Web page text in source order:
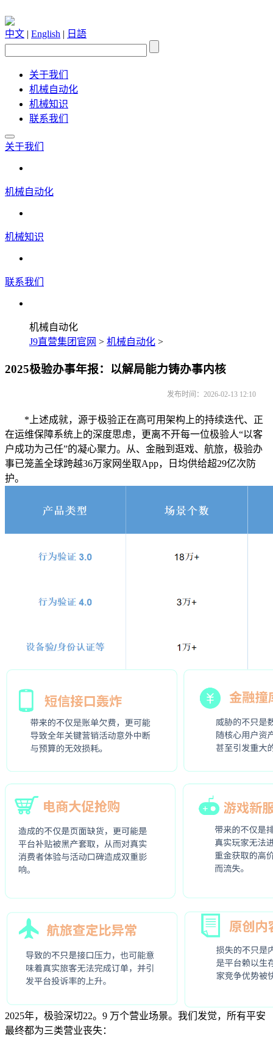
中文 | English | 日語
关于我们
机械自动化
机械知识
联系我们
关于我们
机械自动化
机械知识
联系我们
机械自动化
J9直营集团官网 > 机械自动化 >
2025极验办事年报：以解局能力铸办事内核
发布时间：2026-02-13 12:10
*上述成就，源于极验正在高可用架构上的持续迭代、正
在运维保障系统上的深度思虑，更离不开每一位极验人“以客
户成功为己任”的凝心聚力。从、金融到逛戏、航旅，极验办
事已笼盖全球跨越36万家网坐取App，日均供给超29亿次防
护。
2025年，极验深切22。9 万个营业场景。我们发觉，所有平安
最终都为三类营业丧失：